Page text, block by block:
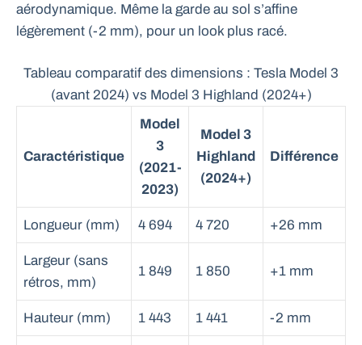
aérodynamique. Même la garde au sol s’affine
légèrement (-2 mm), pour un look plus racé.
Tableau comparatif des dimensions : Tesla Model 3
(avant 2024) vs Model 3 Highland (2024+)
Caractéristique
Model
3
(2021-
2023)
Model 3
Highland
(2024+)
Différence
Longueur (mm) 4 694 4 720 +26 mm
Largeur (sans
rétros, mm)
1 849 1 850 +1 mm
Hauteur (mm) 1 443 1 441 -2 mm